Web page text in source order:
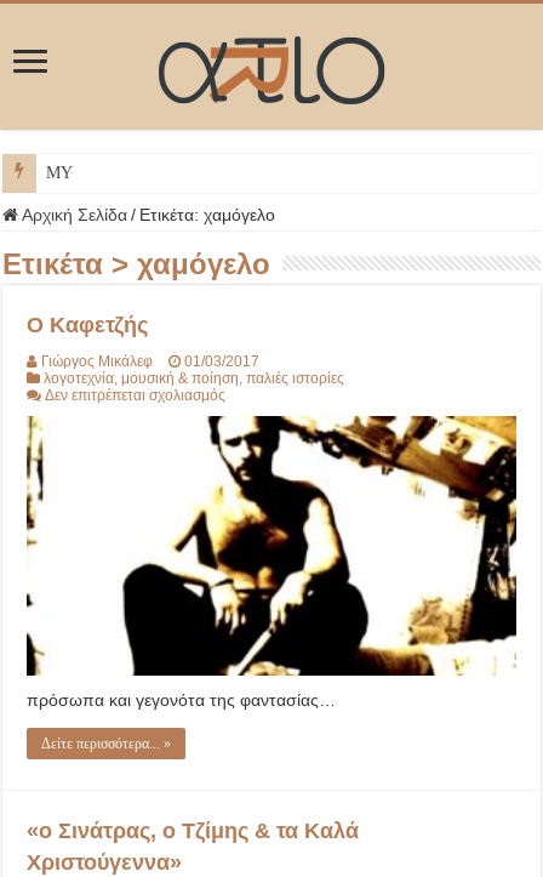
ΜΥΚΟΝΟΣ
Αρχική Σελίδα / Ετικέτα:χαμόγελο
Ετικέτα >χαμόγελο
Ο Καφετζής
Γιώργος Μικάλεφ
01/03/2017
λογοτεχνία ,μουσική & ποίηση ,παλιές ιστορίες
Δεν επιτρέπεται σχολιασμός
Καφετζής
πρόσωπα και γεγονότα της φαντασίας…
Δείτε περισσότερα... »
«ο Σινάτρας, ο Τζίμης & τα Καλά
Χριστούγεννα»